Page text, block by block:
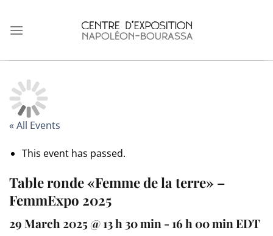
content
« All Events
This event has passed.
Table ronde «Femme de la terre» –
FemmExpo 2025
29 March 2025 @ 13 h 30 min - 16 h 00 minEDT